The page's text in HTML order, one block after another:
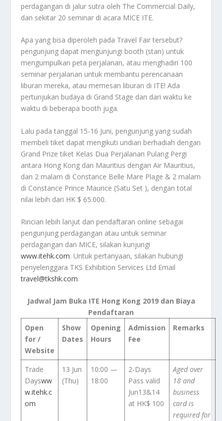
perdagangan di jalur sutra oleh The Commercial Daily,
dan sekitar 20 seminar di acara MICE ITE.
Apa yang bisa diperoleh pada Travel Fair tersebut?
pengunjung dapat mengunjungi booth (stan) untuk
mengumpulkan peta perjalanan, atau menghadiri 100
seminar perjalanan untuk membantu perencanaan
liburan mereka, atau memesan liburan di ITE! Ada
pertunjukan budaya di Grand Stage dan dari waktu ke
waktu di beberapa booth juga.
Lalu pada tanggal 15-16 Juni, pengunjung yang sudah
membeli tiket dapat mengikuti undian berhadiah dengan
Grand Prize tiket Kelas Dua Perjalanan Pulang Pergi
antara Hong Kong dan Mauritius dengan Air Mauritius,
dan 2 malam di Constance Belle Mare Plage & 2 malam
di Constance Prince Maurice (Satu Set ), dengan total
nilai lebih dari HK $ 65.000.
Rincian lebih lanjut dan pendaftaran online sebagai
pengunjung perdagangan atau untuk seminar
perdagangan dan MICE, silakan kunjungi
www.itehk.com. Untuk pertanyaan, silakan hubungi
penyelenggara TKS Exhibition Services Ltd Email
travel@tkshk.com.
Jadwal Jam Buka ITE Hong Kong 2019 dan Biaya
Pendaftaran
Open
for /
Website
Show
Dates
Opening
Hours
Admission
Fee
Remarks
Trade
Daysww
w.itehk.c
om
13 Jun
(Thu)
10:00 —
18:00
2-Days
Pass valid
Jun13&14
at HK$ 100
Aged over
18 and
business
card is
required for